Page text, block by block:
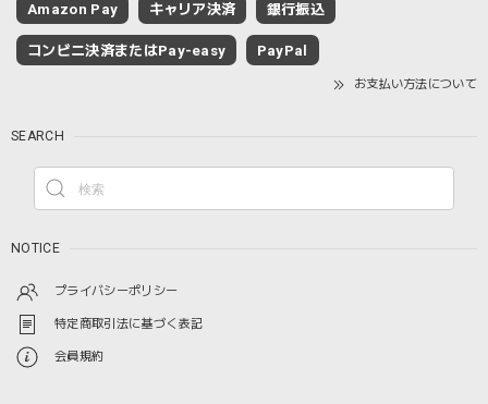
Amazon Pay キャリア決済 銀行振込
コンビニ決済またはPay-easy PayPal
お支払い方法について
SEARCH
NOTICE
プライバシーポリシー
特定商取引法に基づく表記
会員規約